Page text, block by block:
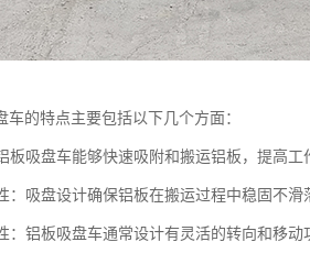
车的特点主要包括以下几个方面：
板吸盘车能够快速吸附和搬运铝板，提高工
：吸盘设计确保铝板在搬运过程中稳固不滑
：铝板吸盘车通常设计有灵活的转向和移动